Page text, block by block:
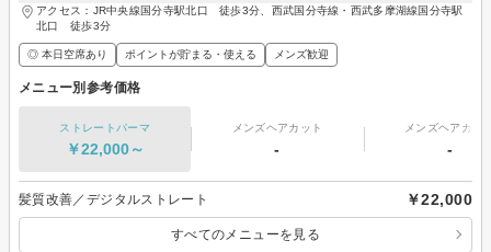
アクセス：JR中央線国分寺駅北口 徒歩3分、西武国分寺線・西武多摩湖線国分寺駅
北口 徒歩3分
◎ 本日空席あり ポイントが貯まる・使える メンズ歓迎
メニュー別参考価格
ストレートパーマ
￥22,000～
メンズヘアカット
-
メンズヘアカラ
-
髪質改善／デジタルストレート ￥22,000
すべてのメニューを見る